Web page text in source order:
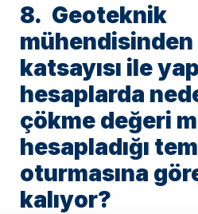
8. Geoteknik
mühendisinden
katsayısı ile
hesaplarda
çökme değeri
hesapladığı
oturmasına
kalıyor?